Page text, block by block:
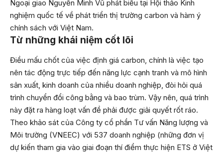
Ngoại giao Nguyễn Minh Vũ phát biểu tại Hội thảo Kinh
nghiệm quốc tế về phát triển thị trường carbon và hàm ý
chính sách với Việt Nam.
Từ những khái niệm cốt lõi
Điều mấu chốt của việc định giá carbon, chính là việc tạo
nên tác động trực tiếp đến năng lực cạnh tranh và mô hình
sản xuất, kinh doanh của nhiều doanh nghiệp, đòi hỏi quá
trình chuyển đổi công bằng và bao trùm. Vậy nên, quá trình
này đặt ra hàng loạt vấn đề phải được giải quyết rốt ráo.
Theo khảo sát của Công ty cổ phần Tư vấn Năng lượng và
Môi trường (VNEEC) với 537 doanh nghiệp (những đơn vị
dự kiến tham gia vào giai đoạn thí điểm thực hiện ETS ở Việt